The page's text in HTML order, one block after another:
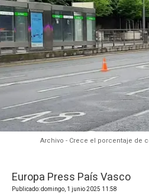
Archivo - Crece el porcentaje de
Europa Press País Vasco
Publicado: domingo, 1 junio 2025 11:58